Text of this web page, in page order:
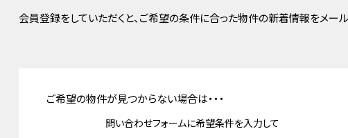
会員登録をしていただくと、ご希望の条件に合った物件の新着情報をメー
ご希望の物件が見つからない場合は・・・
問い合わせフォームに希望条件を入力して